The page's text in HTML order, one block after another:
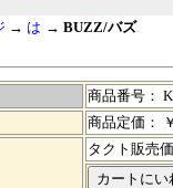
→ は → BUZZ/バズ
商品番号：
商品定価：
タクト販売